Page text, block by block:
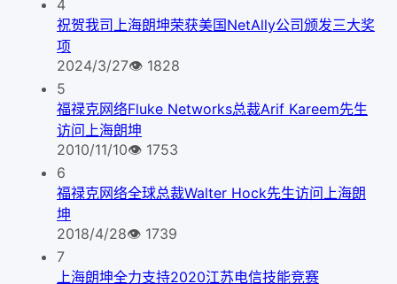
4
祝贺我司上海朗坤荣获美国NetAlly公司颁发三大奖
项
2024/3/27👁 1828
5
福禄克网络Fluke Networks总裁Arif Kareem先生
访问上海朗坤
2010/11/10👁 1753
6
福禄克网络全球总裁Walter Hock先生访问上海朗
坤
2018/4/28👁 1739
7
上海朗坤全力支持2020江苏电信技能竞赛